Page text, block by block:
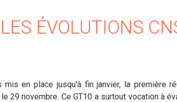
ÉVOLUTIONS
mis en place jusqu'à fin janvier, la première
29 novembre. Ce GT10 a surtout vocation à